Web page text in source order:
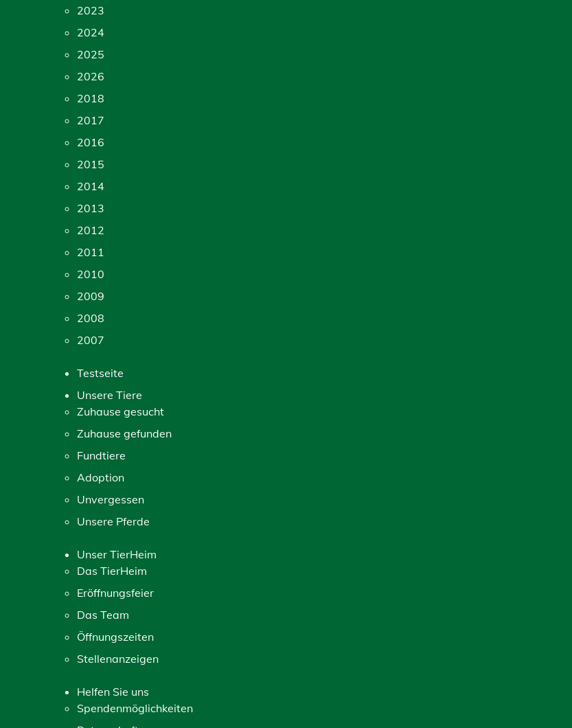
2023
2024
2025
2026
2018
2017
2016
2015
2014
2013
2012
2011
2010
2009
2008
2007
Testseite
Unsere Tiere
Zuhause gesucht
Zuhause gefunden
Fundtiere
Adoption
Unvergessen
Unsere Pferde
Unser TierHeim
Das TierHeim
Eröffnungsfeier
Das Team
Öffnungszeiten
Stellenanzeigen
Helfen Sie uns
Spendenmöglichkeiten